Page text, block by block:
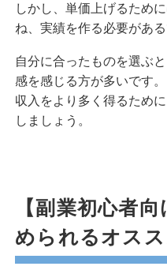
しかし、単価上げるため
ね、実績を作る必要がある
自分に合ったものを選ぶ
感を感じる方が多いです。
収入をより多く得るため
しましょう。
【副業初心者
められるオス